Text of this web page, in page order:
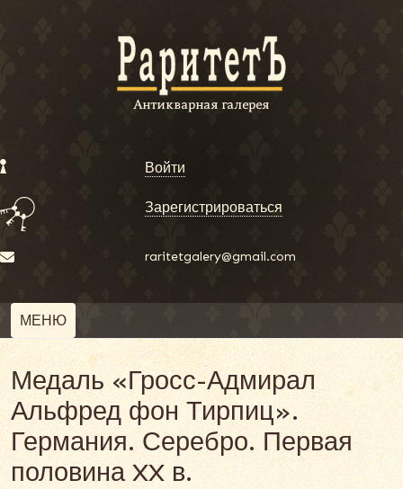
Войти
Зарегистрироваться
raritetgalery@gmail.com
МЕНЮ
Медаль «Гросс-Адмирал
Альфред фон Тирпиц».
Германия. Серебро. Первая
половина XX в.